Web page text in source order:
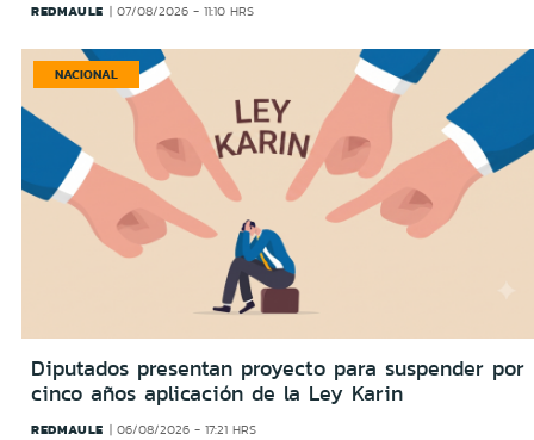
REDMAULE 07/08/2026 - 11:10 HRS
NACIONAL
Diputados presentan proyecto para suspender por
cinco años aplicación de la Ley Karin
REDMAULE 06/08/2026 - 17:21 HRS